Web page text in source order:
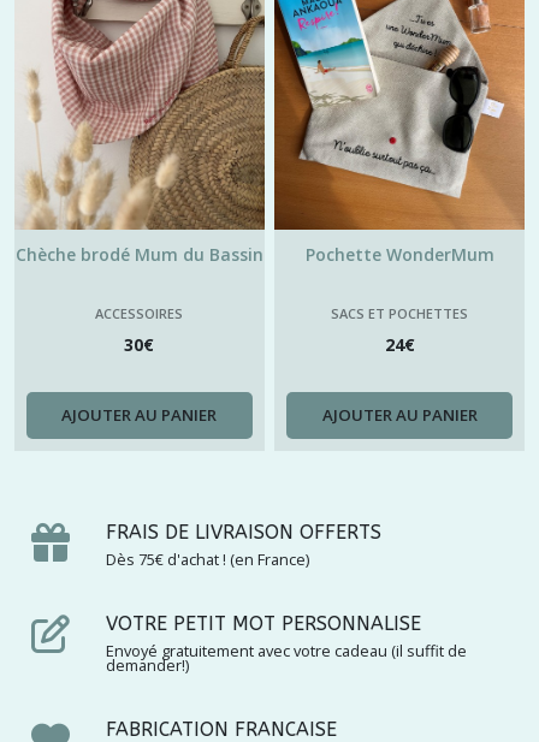
Chèche brodé Mum du Bassin
ACCESSOIRES
30€
AJOUTER AU PANIER
Pochette WonderMum
SACS ET POCHETTES
24€
AJOUTER AU PANIER
FRAIS DE LIVRAISON OFFERTS
Dès 75€ d'achat ! (en France)
VOTRE PETIT MOT PERSONNALISE
Envoyé gratuitement avec votre cadeau (il suffit de
demander!)
FABRICATION FRANCAISE
Afficher
les
résultats